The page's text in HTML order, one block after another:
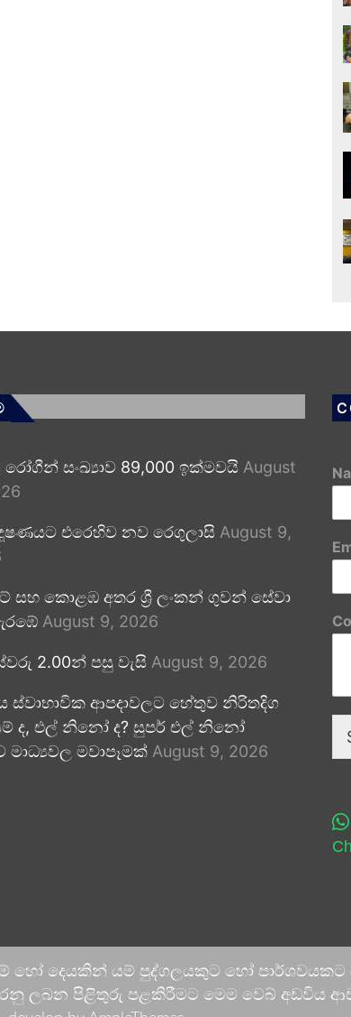
රෝගීන් සංඛ්‍යාව 89,000 ඉක්මවයි August
එරෙහිව නව රෙගුලාසි August 9,
සහ කොළඹ අතර ශ්‍රී ලංකන් ගුවන් සේවා
August 9, 2026
2.00න් පසු වැසි August 9, 2026
ස්වාභාවික ආපදාවලට හේතුව නිරිතදිග
ද, එල් නිනෝ ද? සුපර් එල් නිනෝ
මාධ්‍යවල මවාපෑමක් August 9, 2026
හෝ දෙයකින් යම් පුද්ගලයකුට හෝ
පිළිතුරු පළකිරීමට මෙම වෙබ් අඩවිය